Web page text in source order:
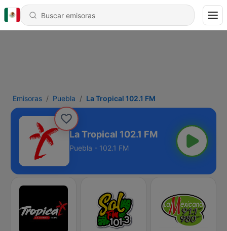
Emisoras Puebla La Tropical 102.1 FM
La Tropical 102.1 FM
Puebla - 102.1 FM